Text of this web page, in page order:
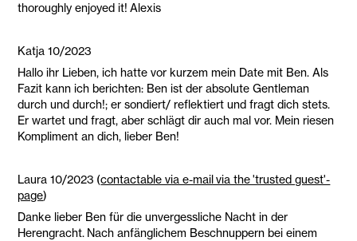
thoroughly enjoyed it! Alexis
Katja 10/2023
Hallo ihr Lieben, ich hatte vor kurzem mein Date mit Ben. Als
Fazit kann ich berichten: Ben ist der absolute Gentleman
durch und durch!; er sondiert/ reflektiert und fragt dich stets.
Er wartet und fragt, aber schlägt dir auch mal vor. Mein riesen
Kompliment an dich, lieber Ben!
Laura 10/2023 (contactable via e-mail via the 'trusted guest'-
page)
Danke lieber Ben für die unvergessliche Nacht in der
Herengracht. Nach anfänglichem Beschnuppern bei einem